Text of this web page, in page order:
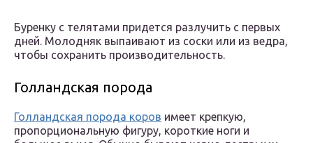
Буренку с телятами придется разлучить с первых
дней. Молодняк выпаивают из соски или из ведра,
чтобы сохранить производительность.
Голландская порода
Голландская порода коров имеет крепкую,
пропорциональную фигуру, короткие ноги и